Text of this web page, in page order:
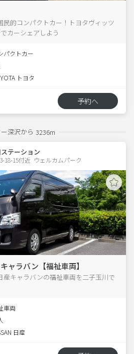
民的コンパクトカー！トヨタヴィッツ
カーシェアしよう
パクトカー
トヨタ
予約へ
深沢から 3236m
テーション
18-15付近  ウェルカムパーク
ャラバン【福祉車両】
産キャラバンの福祉車両を二子玉川で
車両
日産